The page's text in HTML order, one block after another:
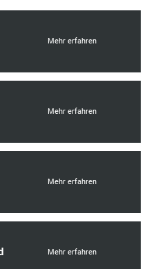
Mehr erfahren
Mehr erfahren
Mehr erfahren
Mehr erfahren